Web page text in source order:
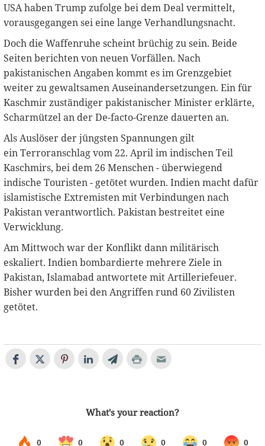
USA haben Trump zufolge bei dem Deal vermittelt,
vorausgegangen sei eine lange Verhandlungsnacht.
Doch die Waffenruhe scheint brüchig zu sein. Beide
Seiten berichten von neuen Vorfällen. Nach
pakistanischen Angaben kommt es im Grenzgebiet
weiter zu gewaltsamen Auseinandersetzungen. Ein für
Kaschmir zuständiger pakistanischer Minister erklärte,
Scharmützel an der De-facto-Grenze dauerten an.
Als Auslöser der jüngsten Spannungen gilt
ein Terroranschlag vom 22. April im indischen Teil
Kaschmirs, bei dem 26 Menschen - überwiegend
indische Touristen - getötet wurden. Indien macht dafür
islamistische Extremisten mit Verbindungen nach
Pakistan verantwortlich. Pakistan bestreitet eine
Verwicklung.
Am Mittwoch war der Konflikt dann militärisch
eskaliert. Indien bombardierte mehrere Ziele in
Pakistan, Islamabad antwortete mit Artilleriefeuer.
Bisher wurden bei den Angriffen rund 60 Zivilisten
getötet.